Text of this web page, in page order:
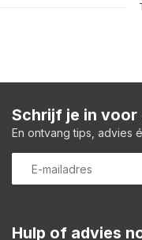
Hulp of advies
Schrijf je in
En ontvang tips, advies